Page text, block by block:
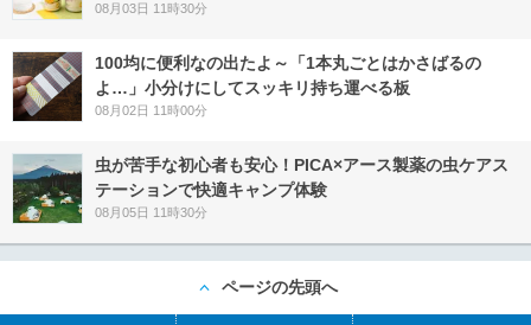
08月03日 11時30分
100均に便利なの出たよ～「1本丸ごとはかさばるの
よ…」小分けにしてスッキリ持ち運べる板
08月02日 11時00分
虫が苦手な初心者も安心！PICA×アース製薬の虫ケアス
テーションで快適キャンプ体験
08月05日 11時30分
ページの先頭へ